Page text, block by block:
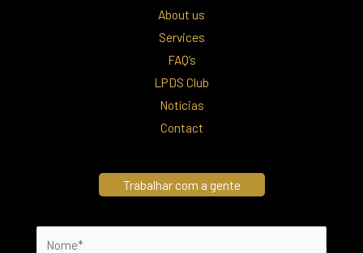
About us
Services
FAQ’s
LPDS Club
Notícias
Contact
Trabalhar com a gente